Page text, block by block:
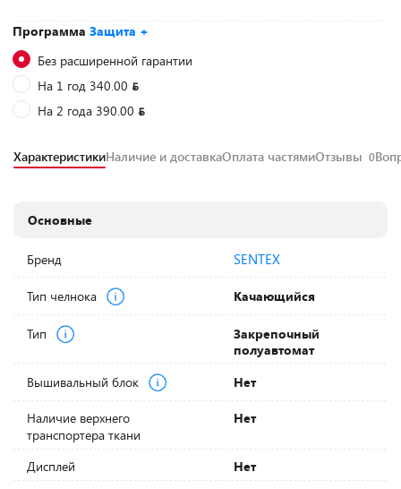
Программа Защита +
Без расширенной гарантии
На 1 год 340.00
На 2 года 390.00
ХарактеристикиНаличие и доставкаОплата частямиОтзывы 0
Основные
Бренд SENTEX
Тип челнока Качающийся
Тип
Закрепочный
полуавтомат
Вышивальный блок
Нет
Наличие верхнего
транспортера ткани
Нет
Дисплей
Нет